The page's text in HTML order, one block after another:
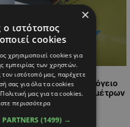
13.06.2026 09:37
Νεαρός έπεσε σε υπόγειο
κατοικίας βάθους 3 μέτρων
στη Χλώρακα,
Επείγοντα
×
ο ιστότοπος
cookies
χρησιμοποιεί cookies για
εμπειρίας των χρηστών.
ιστότοπό μας, παρέχετε
σας για όλα τα cookies
μας για τα cookies.
περισσότερα
(1499) →